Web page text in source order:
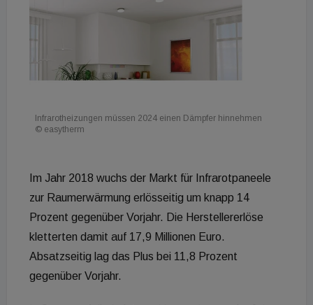
Infrarotheizungen müssen 2024 einen Dämpfer hinnehmen
© easytherm
Im Jahr 2018 wuchs der Markt für Infrarotpaneele
zur Raumerwärmung erlösseitig um knapp 14
Prozent gegenüber Vorjahr. Die Herstellererlöse
kletterten damit auf 17,9 Millionen Euro.
Absatzseitig lag das Plus bei 11,8 Prozent
gegenüber Vorjahr.